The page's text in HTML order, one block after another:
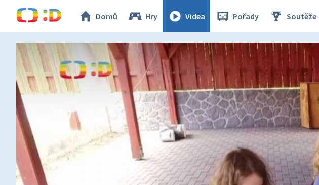
Domů Hry Videa Pořady Soutěže